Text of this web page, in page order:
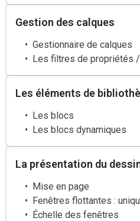
Gestion des calques
Gestionnaire de calques
Les filtres de propriétés
Les éléments de
Les blocs
Les blocs dynamiques
La présentation du
Mise en page
Fenêtres flottantes :
Échelle des fenêtres